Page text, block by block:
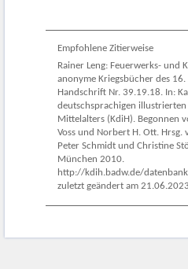
Empfohlene Zitierweise
Rainer Leng: Feuerwerks- und
anonyme Kriegsbücher des
Handschrift Nr. 39.19.18. In:
deutschsprachigen
Mittelalters (KdiH). Begonnen
Voss und Norbert H. Ott. Hrsg.
Peter Schmidt und Christine
München 2010.
http://kdih.badw.de/
zuletzt geändert am